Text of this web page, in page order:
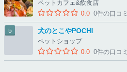
ペットカフェ&飲食店
0.0 0件の口コミ
犬のとこやPOCHI
ペットショップ
0.0 0件の口コミ